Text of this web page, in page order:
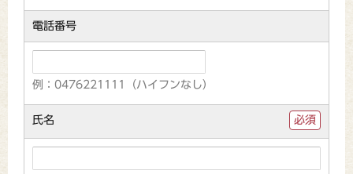
電話番号
例：0476221111（ハイフンなし）
氏名 必須